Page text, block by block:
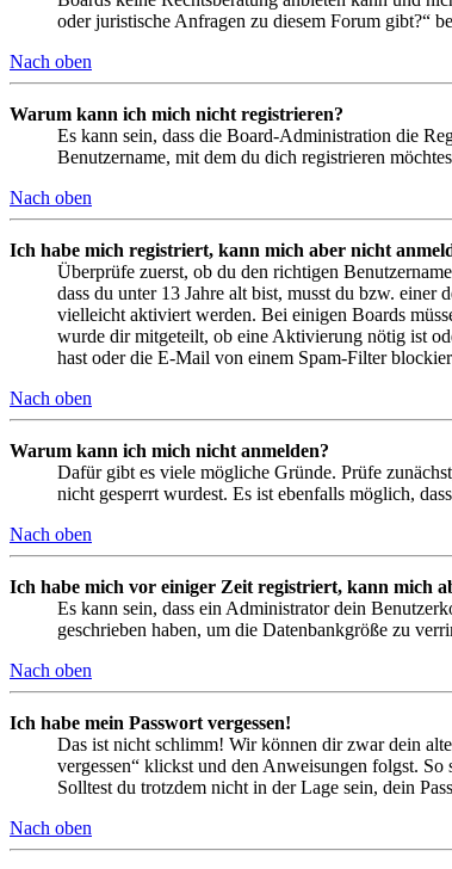
oder juristische Anfragen zu diesem Forum gibt?“
Nach oben
Warum kann ich mich nicht registrieren?
Es kann sein, dass die Board-Administration die
Benutzername, mit dem du dich registrieren
Nach oben
Ich habe mich registriert, kann mich aber nicht
Überprüfe zuerst, ob du den richtigen
dass du unter 13 Jahre alt bist, musst du bzw.
vielleicht aktiviert werden. Bei einigen Boards
wurde dir mitgeteilt, ob eine Aktivierung nötig ist
hast oder die E-Mail von einem Spam-Filter
Nach oben
Warum kann ich mich nicht anmelden?
Dafür gibt es viele mögliche Gründe. Prüfe
nicht gesperrt wurdest. Es ist ebenfalls möglich,
Nach oben
Ich habe mich vor einiger Zeit registriert, kann mich
Es kann sein, dass ein Administrator dein
geschrieben haben, um die Datenbankgröße zu
Nach oben
Ich habe mein Passwort vergessen!
Das ist nicht schlimm! Wir können dir zwar dein
vergessen“ klickst und den Anweisungen folgst.
Solltest du trotzdem nicht in der Lage sein, dein
Nach oben